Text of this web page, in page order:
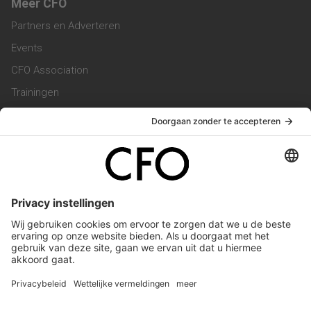
Meer CFO
Partners en Adverteren
Events
CFO Association
Trainingen
Vacatures
Service & Contact
Werken bij ons
Privacy Statement
Algemene Voorwaarden